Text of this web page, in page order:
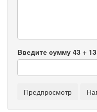
Введите сумму 43 + 13